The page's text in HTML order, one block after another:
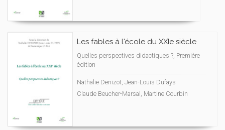
Les fables à l'école du XXIe siècle
Quelles perspectives didactiques ?, Première
édition
Nathalie Denizot, Jean-Louis Dufays
Claude Beucher-Marsal, Martine Courbin